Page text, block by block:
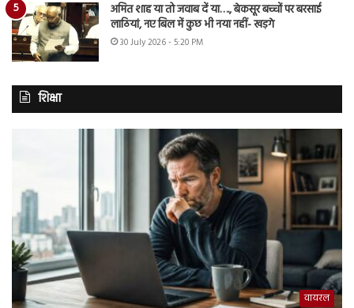
अमित शाह या तो जवाब दें या…., बेकसूर बच्चों पर बरसाई
लाठियां, नए बिल में कुछ भी नया नहीं- खड़गे
30 July 2026 - 5:20 PM
शिक्षा
वायरल